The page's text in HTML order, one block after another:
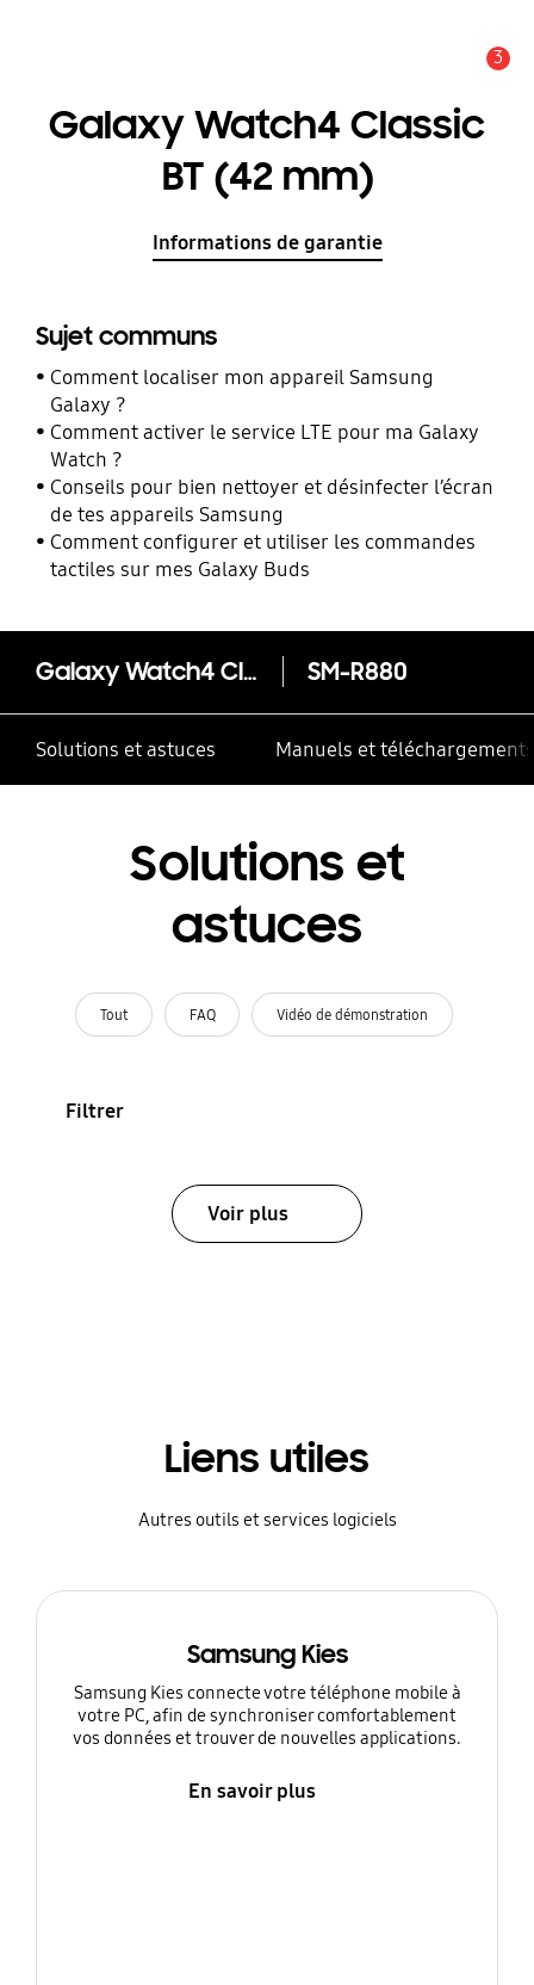
3
Galaxy Watch4 Classic
BT (42 mm)
Informations de garantie
Sujet communs
Comment localiser mon appareil Samsung
Galaxy ?
Comment activer le service LTE pour ma Galaxy
Watch ?
Conseils pour bien nettoyer et désinfecter l’écran
de tes appareils Samsung
Comment configurer et utiliser les commandes
tactiles sur mes Galaxy Buds
Galaxy Watch4 Classic BT (42 mm) SM-R880
Solutions et astuces Manuels et téléchargements
Solutions et
astuces
Tout FAQ Vidéo de démonstration
Filtrer
Voir plus
Liens utiles
Autres outils et services logiciels
Samsung Kies
Samsung Kies connecte votre téléphone mobile à
votre PC, afin de synchroniser comfortablement
vos données et trouver de nouvelles applications.
En savoir plus